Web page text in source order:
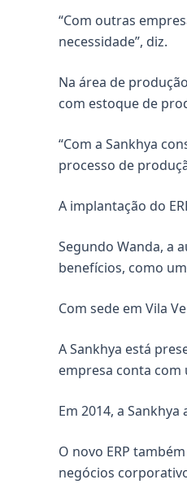
“Com outras
necessidade”, diz.
Na área de
com estoque de
“Com a Sankhya
processo de
A implantação do
Segundo Wanda, a
benefícios, como
Com sede em Vila
A Sankhya está
empresa conta com
Em 2014, a
O novo ERP
negócios